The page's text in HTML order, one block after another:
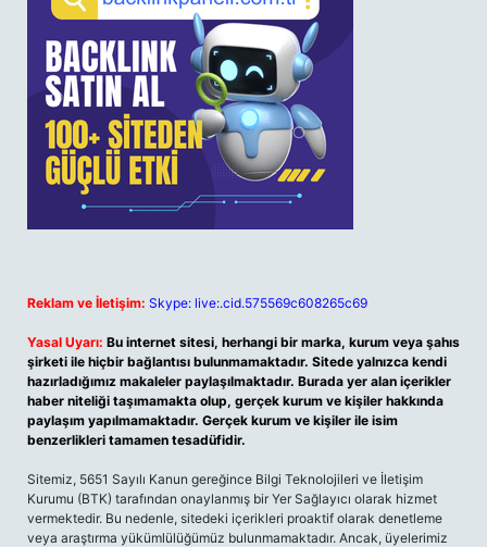
Reklam ve İletişim: Skype: live:.cid.575569c608265c69
Yasal Uyarı: Bu internet sitesi, herhangi bir marka, kurum veya şahıs
şirketi ile hiçbir bağlantısı bulunmamaktadır. Sitede yalnızca kendi
hazırladığımız makaleler paylaşılmaktadır. Burada yer alan içerikler
haber niteliği taşımamakta olup, gerçek kurum ve kişiler hakkında
paylaşım yapılmamaktadır. Gerçek kurum ve kişiler ile isim
benzerlikleri tamamen tesadüfidir.
Sitemiz, 5651 Sayılı Kanun gereğince Bilgi Teknolojileri ve İletişim
Kurumu (BTK) tarafından onaylanmış bir Yer Sağlayıcı olarak hizmet
vermektedir. Bu nedenle, sitedeki içerikleri proaktif olarak denetleme
veya araştırma yükümlülüğümüz bulunmamaktadır. Ancak, üyelerimiz